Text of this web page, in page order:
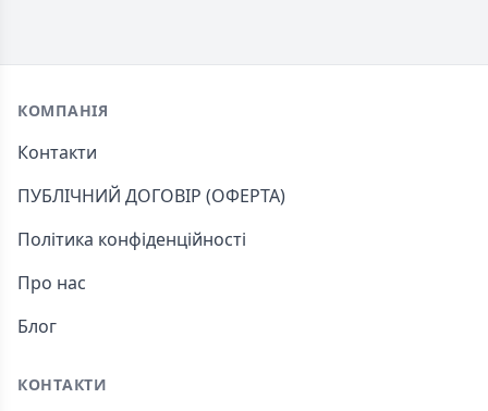
Footer
КОМПАНІЯ
Контакти
ПУБЛІЧНИЙ ДОГОВІР (ОФЕРТА)
Політика конфіденційності
Про нас
Блог
КОНТАКТИ